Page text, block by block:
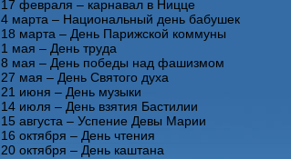
17 февраля – карнавал в Ницце
4 марта – Национальный день бабушек
18 марта – День Парижской коммуны
1 мая – День труда
8 мая – День победы над фашизмом
27 мая – День Святого духа
21 июня – День музыки
14 июля – День взятия Бастилии
15 августа – Успение Девы Марии
16 октября – День чтения
20 октября – День каштана